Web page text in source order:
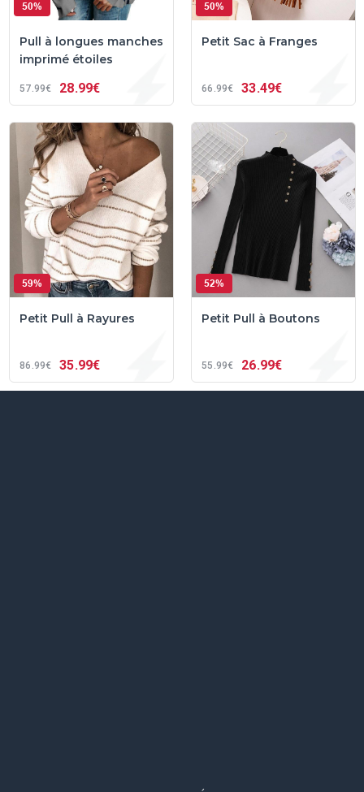
50%
Pull à longues manches
imprimé étoiles
57 99€ 28 99€
50%
Petit Sac à Franges
66 99€ 33 49€
59%
Petit Pull à Rayures
86 99€ 35 99€
52%
Petit Pull à Boutons
55 99€ 26 99€